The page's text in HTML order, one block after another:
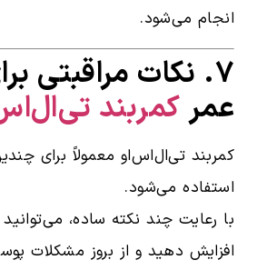
انجام می‌شود.
۷. نکات مراقبتی
عمرکمربند
کمربند تی‌ال‌اس‌او معمولاً برای
استفاده می‌شود.
با رعایت چند نکته ساده،
افزایش دهید و از بروز مشکلات